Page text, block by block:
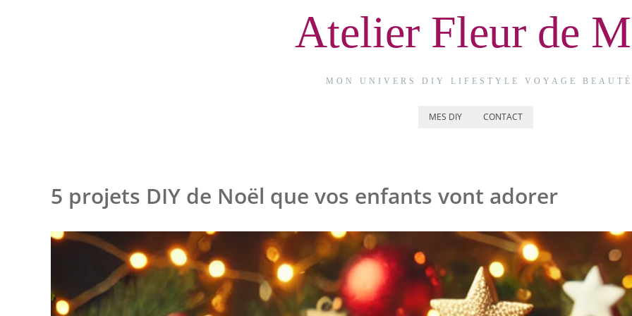
Atelier Fleur de
MON UNIVERS DIY LIFESTYLE VOYAGE BEAUTÉ
MES DIY CONTACT
5 projets DIY de Noël que vos enfants vont adorer